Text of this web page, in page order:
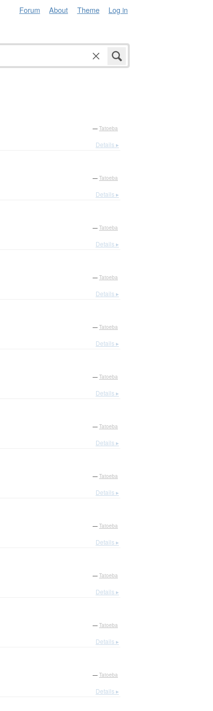
Forum About Theme Log in
— Tatoeba
Details ▸
— Tatoeba
Details ▸
— Tatoeba
Details ▸
— Tatoeba
Details ▸
— Tatoeba
Details ▸
— Tatoeba
Details ▸
— Tatoeba
Details ▸
— Tatoeba
Details ▸
— Tatoeba
Details ▸
— Tatoeba
Details ▸
— Tatoeba
Details ▸
— Tatoeba
Details ▸